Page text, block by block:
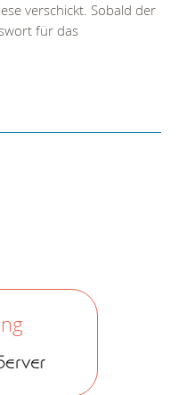
verschickt. Sobald der
für das